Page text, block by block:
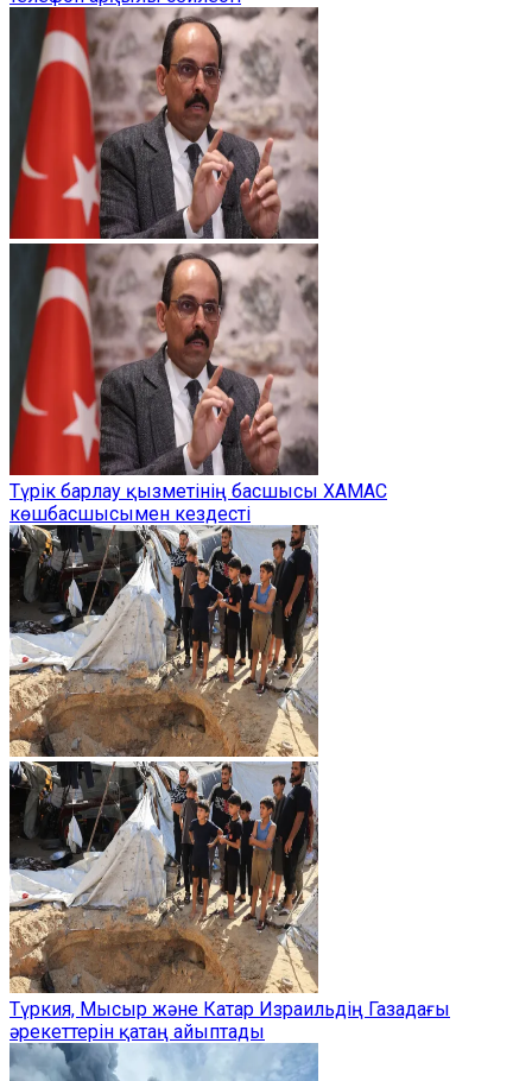
Түрік барлау қызметінің басшысы ХАМАС
көшбасшысымен кездесті
Түркия, Мысыр және Катар Израильдің Газадағы
әрекеттерін қатаң айыптады